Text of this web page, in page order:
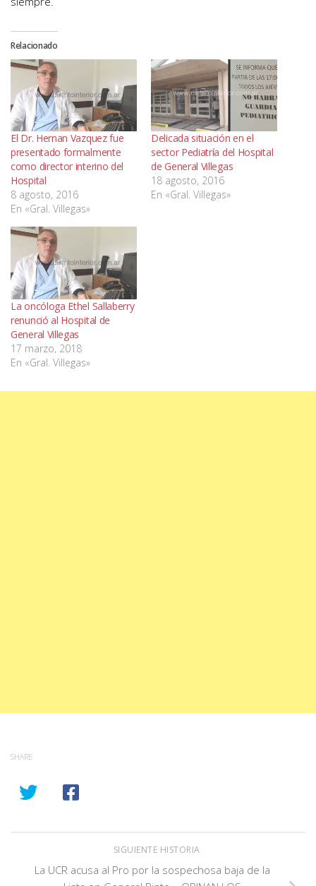
Relacionado
El Dr. Hernan Vazquez fue
presentado formalmente
como director interino del
Hospital
8 agosto, 2016
En «Gral. Villegas»
Delicada situación en el
sector Pediatría del Hospital
de General Villegas
18 agosto, 2016
En «Gral. Villegas»
La oncóloga Ethel Sallaberry
renunció al Hospital de
General Villegas
17 marzo, 2018
En «Gral. Villegas»
SHARE
SIGUIENTE HISTORIA
La UCR acusa al Pro por la sospechosa baja de la